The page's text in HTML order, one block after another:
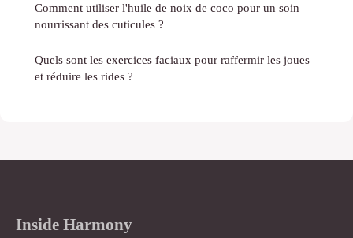
Comment utiliser l'huile de noix de coco pour un soin
nourrissant des cuticules ?
Quels sont les exercices faciaux pour raffermir les joues
et réduire les rides ?
Inside Harmony